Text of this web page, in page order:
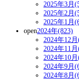
2025年3月
2025年2月
2025年1月
open2024年(823)
2024年12
2024年11
2024年10
2024年9月
2024年8月